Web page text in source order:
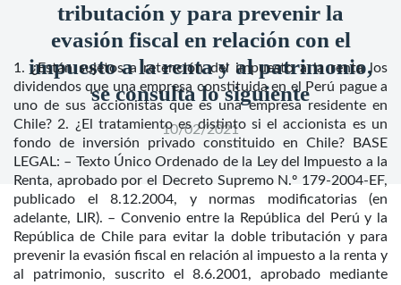
tributación y para prevenir la
evasión fiscal en relación con el
impuesto a la renta y al patrimonio,
se consulta lo siguiente
10/02/2021
1. ¿Están sujetos a retención del impuesto a la renta los
dividendos que una empresa constituida en el Perú pague a
uno de sus accionistas que es una empresa residente en
Chile? 2. ¿El tratamiento es distinto si el accionista es un
fondo de inversión privado constituido en Chile? BASE
LEGAL: – Texto Único Ordenado de la Ley del Impuesto a la
Renta, aprobado por el Decreto Supremo N.º 179-2004-EF,
publicado el 8.12.2004, y normas modificatorias (en
adelante, LIR). – Convenio entre la República del Perú y la
República de Chile para evitar la doble tributación y para
prevenir la evasión fiscal en relación al impuesto a la renta y
al patrimonio, suscrito el 8.6.2001, aprobado mediante